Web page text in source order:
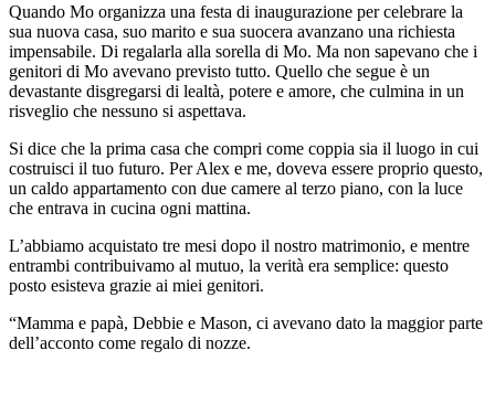
Quando Mo organizza una festa di inaugurazione per celebrare la
sua nuova casa, suo marito e sua suocera avanzano una richiesta
impensabile. Di regalarla alla sorella di Mo. Ma non sapevano che i
genitori di Mo avevano previsto tutto. Quello che segue è un
devastante disgregarsi di lealtà, potere e amore, che culmina in un
risveglio che nessuno si aspettava.
Si dice che la prima casa che compri come coppia sia il luogo in cui
costruisci il tuo futuro. Per Alex e me, doveva essere proprio questo,
un caldo appartamento con due camere al terzo piano, con la luce
che entrava in cucina ogni mattina.
L’abbiamo acquistato tre mesi dopo il nostro matrimonio, e mentre
entrambi contribuivamo al mutuo, la verità era semplice: questo
posto esisteva grazie ai miei genitori.
“Mamma e papà, Debbie e Mason, ci avevano dato la maggior parte
dell’acconto come regalo di nozze.